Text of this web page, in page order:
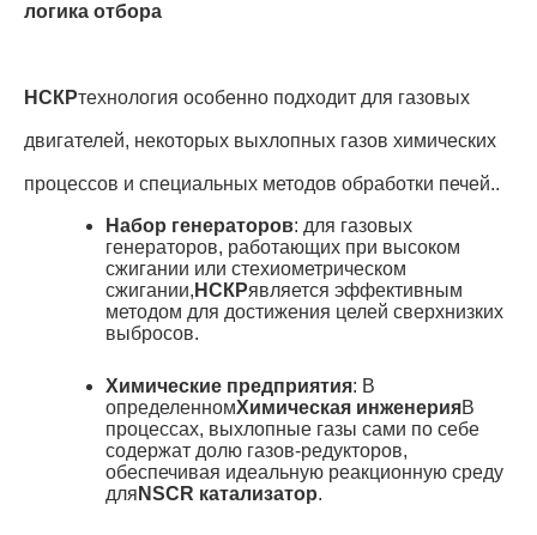
логика отбора
НСКРтехнология особенно подходит для газовых
двигателей, некоторых выхлопных газов химических
процессов и специальных методов обработки печей..
Набор генераторов: для газовых
генераторов, работающих при высоком
сжигании или стехиометрическом
сжигании, НСКРявляется эффективным
методом для достижения целей сверхнизких
выбросов.
Химические предприятия: В
определенномХимическая инженерияВ
процессах, выхлопные газы сами по себе
содержат долю газов-редукторов,
обеспечивая идеальную реакционную среду
для NSCR катализатор.